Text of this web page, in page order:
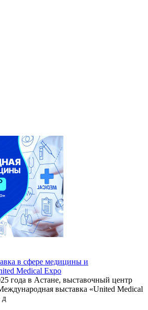
в сфере медицины и
Medical Expo
года в Астане, выставочный центр
выставка «United Medical
д